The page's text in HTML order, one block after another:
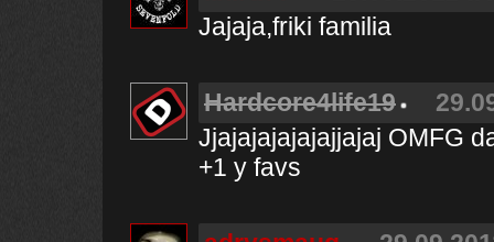
Jajaja,friki familia
Hardcore4life19
Jjajajajajajajjajaj OMFG
+1 y favs